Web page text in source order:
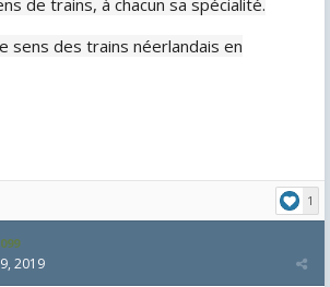
sens des trains néerlandais en
1
2019